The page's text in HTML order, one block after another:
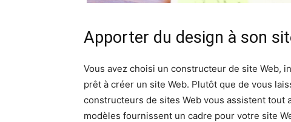
Apporter du design à son
Vous avez choisi un constructeur de site Web,
prêt à créer un site Web. Plutôt que de vous
constructeurs de sites Web vous assistent tout
modèles fournissent un cadre pour votre site